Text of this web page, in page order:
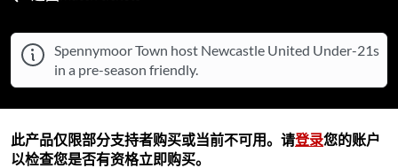
Spennymoor Town host Newcastle United Under-21s
in a pre-season friendly.
此产品仅限部分支持者购买或当前不可用。请登录您的账户
以检查您是否有资格立即购买。